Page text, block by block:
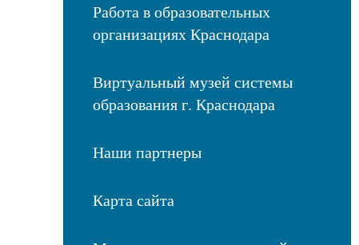
Работа в образовательных
организациях Краснодара
Виртуальный музей системы
образования г. Краснодара
Наши партнеры
Карта сайта